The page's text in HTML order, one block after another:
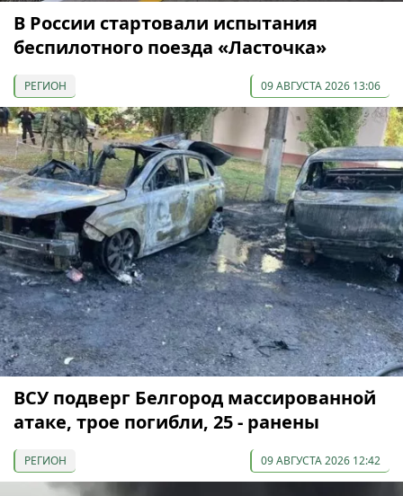
В России стартовали испытания
беспилотного поезда «Ласточка»
РЕГИОН 09 АВГУСТА 2026 13:06
ВСУ подверг Белгород массированной
атаке, трое погибли, 25 - ранены
РЕГИОН 09 АВГУСТА 2026 12:42